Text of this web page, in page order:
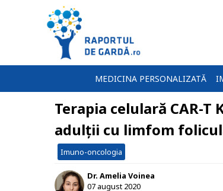
MEDICINA PERSONALIZATĂ
Terapia celulară CAR-
adulții cu limfom
Imuno-oncologia
Dr. Amelia Voinea
07 august 2020